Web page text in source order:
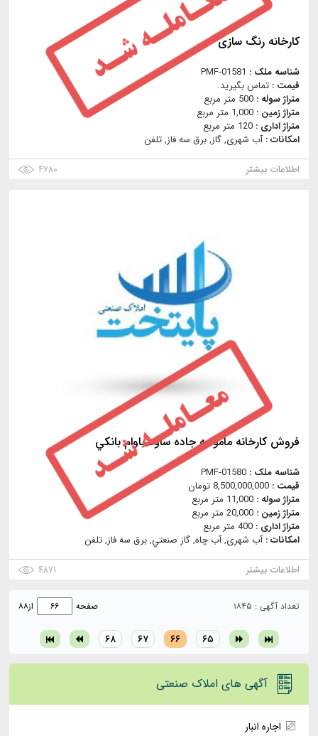
کارخانه رنگ سازی
شناسه ملک : PMF-01581
قیمت : تماس بگیرید.
متراژ سوله : 500 متر مربع
متراژ زمین : 1,000 متر مربع
متراژ اداری : 120 متر مربع
امکانات :آب شهری, گاز, برق سه فاز, تلفن
اطلاعات بیشتر
۴۷۸۰
فروش كارخانه مامونيه جاده ساوه باوام بانكي
شناسه ملک : PMF-01580
قیمت : 8,500,000,000 تومان
متراژ سوله : 11,000 متر مربع
متراژ زمین : 20,000 متر مربع
متراژ اداری : 400 متر مربع
امکانات :آب شهری, آب چاه, گاز صنعتي, برق سه فاز, تلفن
اطلاعات بیشتر
۴۸۷۱
تعداد آگهی : ۱۸۴۵
۶۵ ۶۶ ۶۷ ۶۸
صفحه از۸۸
آگهی های املاک صنعتی
اجاره انبار